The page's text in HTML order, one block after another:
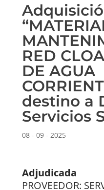
RED
DE AGUA
destino a
Servicios
08 - 09 - 2025
Adjudicada
PROVEEDOR: